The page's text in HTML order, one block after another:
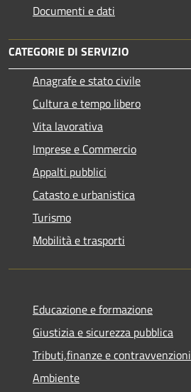
Documenti e dati
CATEGORIE DI SERVIZIO
Anagrafe e stato civile
Cultura e tempo libero
Vita lavorativa
Imprese e Commercio
Appalti pubblici
Catasto e urbanistica
Turismo
Mobilità e trasporti
Educazione e formazione
Giustizia e sicurezza pubblica
Tributi,finanze e contravvenzioni
Ambiente